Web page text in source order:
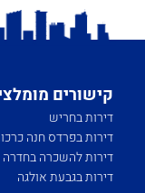
קישורים
דירות בחריש
דירות בפרדס חנה
דירות להשכרה בחדרה
דירות בגבעת אולגה